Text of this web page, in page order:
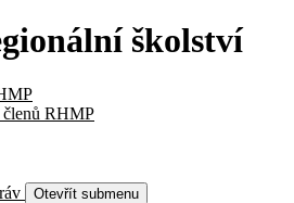
školství
RHMP
Otevřít submenu